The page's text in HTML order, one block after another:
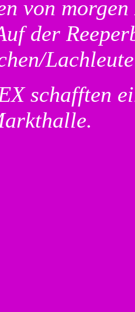
von morgen
der
schafften